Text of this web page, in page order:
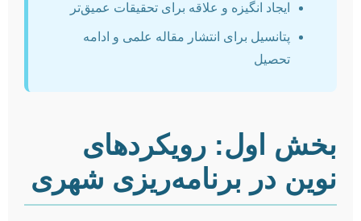
ایجاد انگیزه و علاقه برای تحقیقات عمیق‌تر
پتانسیل برای انتشار مقاله علمی و ادامه
تحصیل
بخش اول: رویکردهای
نوین در برنامه‌ریزی شهری